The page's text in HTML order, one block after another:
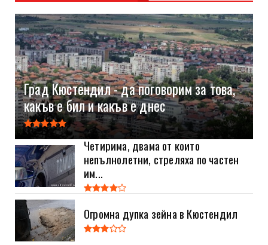
Град Кюстендил - да поговорим за това,
какъв е бил и какъв е днес
Четирима, двама от които
непълнолетни, стреляха по частен
им...
Огромна дупка зейна в Кюстендил